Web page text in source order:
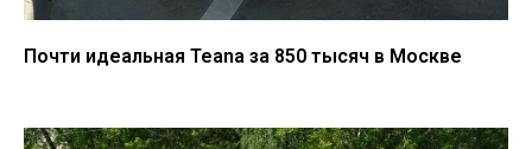
Почти идеальная Teana за 850 тысяч в Москве